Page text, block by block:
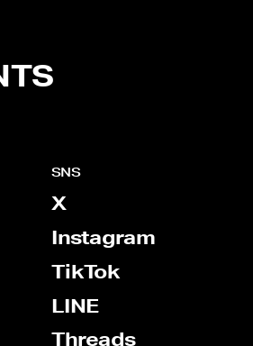
SNS
X
Instagram
TikTok
LINE
Threads